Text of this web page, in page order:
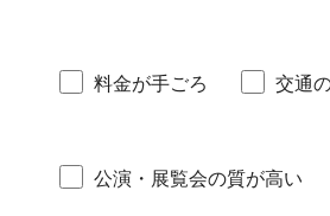
料金が手ごろ 交通
公演・展覧会の質が高い